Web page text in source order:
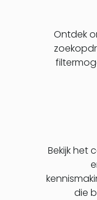
Ontdek
Bekijk het
die